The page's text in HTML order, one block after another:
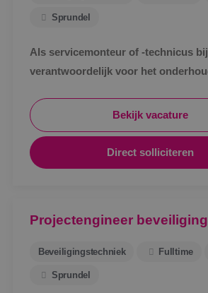
Sprundel
Als servicemonteur of -technicus
verantwoordelijk voor het
beveiligingsinstallaties.Bekijk vacature
Direct solliciteren
Projectengineer
Beveiligingstechniek Fulltime
Sprundel